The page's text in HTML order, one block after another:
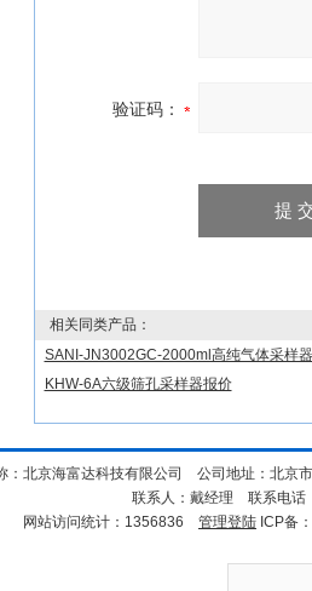
验证码：
相关同类产品：
SANI-JN3002GC-2000ml高纯气体采样
KHW-6A六级筛孔采样器报价
：北京海富达科技有限公司 公司地址：北京
联系人：戴经理 联系电
网站访问统计：1356836 管理登陆 ICP备：